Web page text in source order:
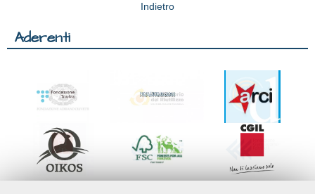
Indietro
Aderenti